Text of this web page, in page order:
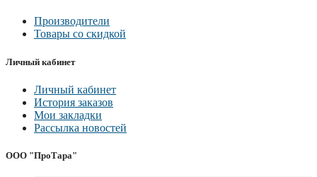
Производители
Товары со скидкой
Личный кабинет
Личный кабинет
История заказов
Мои закладки
Рассылка новостей
ООО "ПроТара"